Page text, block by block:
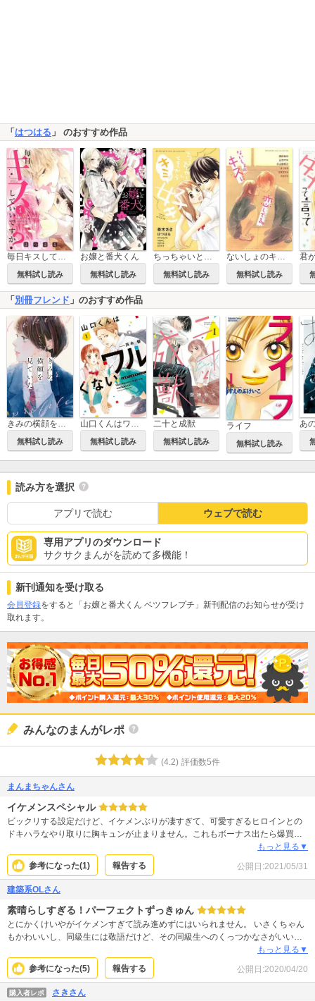
「 はつはる 」 のおすすめ作品
無料試し読み
お嬢と番犬くん
無料試し読み 無料試し読み 無料試し読み
「 別冊フレンド 」のおすすめ作品
きみの横顔を見ていた
無料試し読み
山口くんはワルくない
無料試し読み
二十と成獣
無料試し読み
ライフ
無料試し読み
あ
読み方を選択
アプリで読む ウェブで読む
専用アプリのダウンロード
サクサクまんがを読めて多機能！
新刊通知を受け取る
会員登録をすると「お嬢と番犬くん ベツフレプチ」新刊配信のお知らせが受け
取れます。
みんなのまんがレポ
(4.2) 評価数5件
まんまちゃんさん
イケメンスペシャル
ビックリする設定だけど、イケメンぶりが凄すぎて、可愛すぎるヒロインとの
ドキハラなやり取りに胸キュンが止まりません。これもボーナス出たら爆買衝
もっと見る▼
参考になった(1) 報告する 公開日:2021/05/31
建築系OLさん
素晴らしすぎる！パーフェクトずっきゅん
とにかくけいやがイケメンすぎて読み進めずにはいられません。 いさくちゃん
もかわいいし、同級生には敬語だけど、その同級生へのくっつかなさがいいで
す！ けいやにだけ心を開いていてキュンキュンします。 髪型とピアスのバラン
スがパーフェクト過ぎて、何度も読んでしまいます。
もっと見る▼
参考になった(5) 報告する 公開日:2020/04/20
購入者レポ さきさん